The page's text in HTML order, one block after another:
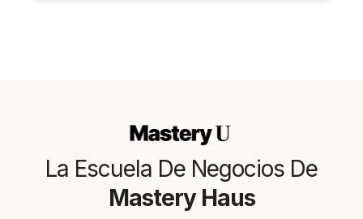
La Escuela De Negocios De
Mastery Haus